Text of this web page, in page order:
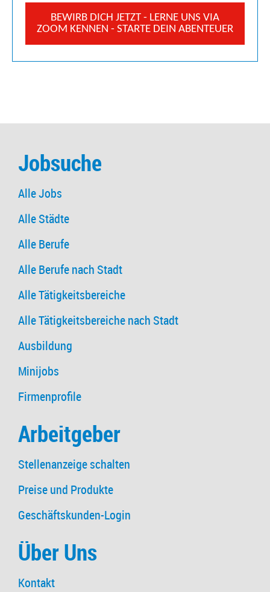
Jobsuche
Alle Jobs
Alle Städte
Alle Berufe
Alle Berufe nach Stadt
Alle Tätigkeitsbereiche
Alle Tätigkeitsbereiche nach Stadt
Ausbildung
Minijobs
Firmenprofile
Arbeitgeber
Stellenanzeige schalten
Preise und Produkte
Geschäftskunden-Login
Über Uns
Kontakt